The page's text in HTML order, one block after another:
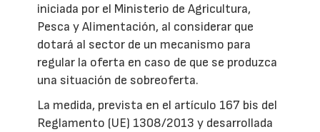
iniciada por el Ministerio de Agricultura,
Pesca y Alimentación, al considerar que
dotará al sector de un mecanismo para
regular la oferta en caso de que se produzca
una situación de sobreoferta.
La medida, prevista en el artículo 167 bis del
Reglamento (UE) 1308/2013 y desarrollada